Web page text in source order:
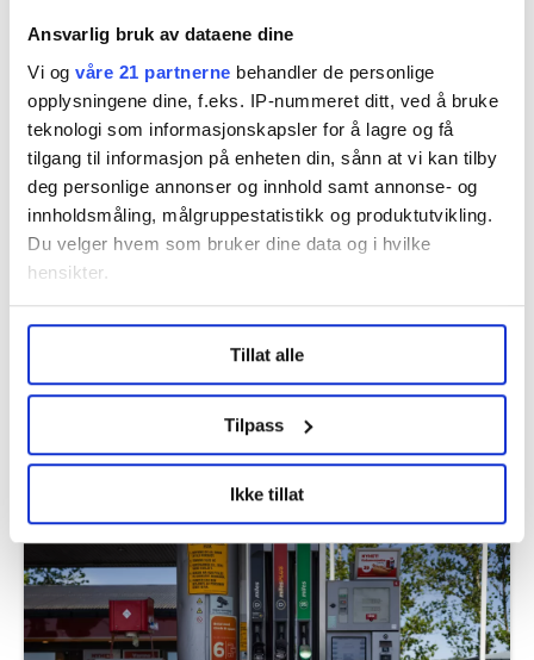
Ansvarlig bruk av dataene dine
Vi og våre 21 partnerne behandler de personlige
opplysningene dine, f.eks. IP-nummeret ditt, ved å bruke
teknologi som informasjonskapsler for å lagre og få
tilgang til informasjon på enheten din, sånn at vi kan tilby
deg personlige annonser og innhold samt annonse- og
innholdsmåling, målgruppestatistikk og produktutvikling.
Du velger hvem som bruker dine data og i hvilke
hensikter.
Undermer infokan du lese om hvordan dine personlige
data behandles og hvordan du kan velge hvordan de skal
brukes. Du kan hele tiden endre eller trekke tilbake ditt
samtykke fra erklæringen om informasjonskapsler.
LO Medias publikasjoner frifagbevegelse.no, hk-nytt.no
og fontene.no bruker informasjonskapsler (cookies) for å
lære hvordan våre nettsider blir brukt slik at vi tilby
relevant innhold, tilpassede annonser og utarbeide
statistikk.
Vi deler bare informasjon om hvordan du bruker
nettstedet med LO Medias egne samarbeidspartnere
Tillat alle
Tilpass
Ikke tillat
Flere saker
Norge må ha mer strøm. Her er
regjeringens plan